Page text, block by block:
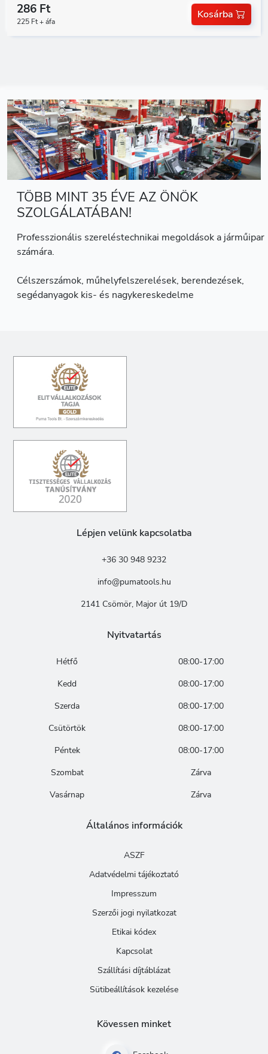
286 Ft
225 Ft + áfa
Kosárba
TÖBB MINT 35 ÉVE AZ ÖNÖK
SZOLGÁLATÁBAN!
Professzionális szereléstechnikai megoldások a járműipar
számára.
Célszerszámok, műhelyfelszerelések, berendezések,
segédanyagok kis- és nagykereskedelme
Lépjen velünk kapcsolatba
+36 30 948 9232
info@pumatools.hu
2141 Csömör, Major út 19/D
Nyitvatartás
Hétfő
08:00-17:00
Kedd
08:00-17:00
Szerda
08:00-17:00
Csütörtök
08:00-17:00
Péntek
08:00-17:00
Szombat
Zárva
Vasárnap
Zárva
Általános információk
ASZF
Adatvédelmi tájékoztató
Impresszum
Szerzői jogi nyilatkozat
Etikai kódex
Kapcsolat
Szállítási díjtáblázat
Sütibeállítások kezelése
Kövessen minket